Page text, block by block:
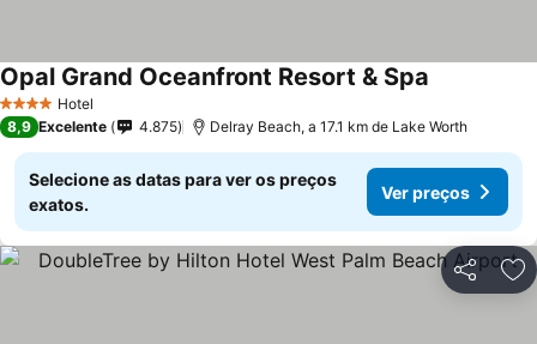
4 EstrelasHotel
Opal Grand Oceanfront Resort & Spa
8,9 Excelente 4.875 Delray Beach, a 17.1 km de Lake Worth
Selecione as datas para ver os preços
exatos.
Ver preços
Partilhar